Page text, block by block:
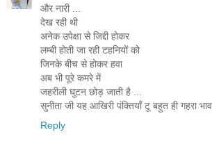
और नारी ...
देख रही थी
अनेक उपेक्षा से जिद्दी होकर
लम्बी होती जा रही टहनियों को
जिनके बीच से होकर हवा
अब भी पूरे कमरे में
जहरीली घुटन छोड़ जाती है ...
सुनीता जी यह आखिरी पंक्तियाँ टू बहुत ही गहरा
Reply